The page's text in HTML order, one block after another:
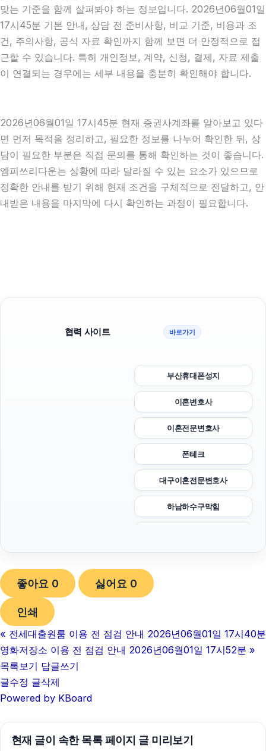
맞는 기준을 함께 살펴봐야 하는 정보입니다. 2026년06월01일
17시45분 기본 안내, 상담 전 준비사항, 비교 기준, 비용과 조
건, 주의사항, 공식 자료 확인까지 함께 보면 더 안정적으로 접
근할 수 있습니다. 특히 개인정보, 계약, 신청, 결제, 자료 제출
이 연결되는 경우에는 세부 내용을 충분히 확인해야 합니다.
2026년06월01일 17시45분 현재 증권사계좌를 알아보고 있다
면 먼저 목적을 정리하고, 필요한 정보를 나누어 확인한 뒤, 상
담이 필요한 부분은 직접 문의를 통해 확인하는 것이 좋습니다.
엠피쓰리다운는 상황에 따라 달라질 수 있는 요소가 있으므로
정확한 안내를 받기 위해 현재 조건을 구체적으로 전달하고, 안
내받은 내용을 마지막에 다시 확인하는 과정이 필요합니다.
협력 사이트 바로가기
부산휴대폰성지
이혼변호사
이혼전문변호사
폰테크
대구이혼전문변호사
하남하수구막힘
동탄피부과
대안학교
좋아요 0 싫어요 0
인쇄
« 전세대출원룸 이용 전 점검 안내 2026년06월01일 17시40분
영화저장소 이용 전 점검 안내 2026년06월01일 17시52분 »
목록보기 답글쓰기
글수정 글삭제
Powered by KBoard
현재 글이 속한 목록 페이지 글 미리보기